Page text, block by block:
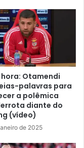
Otamendi
palavras para
a polêmica
diante do
(vídeo)
de 2025